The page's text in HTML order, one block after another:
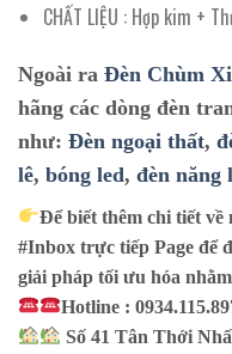
CHẤT LIỆU : Hợp kim +
Ngoài ra Đèn Chùm
hãng các dòng đèn
như: Đèn ngoại thất,
lê, bóng led, đèn năng
Để biết thêm chi tiết về
#Inbox trực tiếp Page để
giải pháp tối ưu hóa
Hotline :
Số 41 Tân Thới